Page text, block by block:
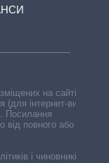
на сайті,
(для інтернет-видань
Посилання
від повного або
і чиновників,